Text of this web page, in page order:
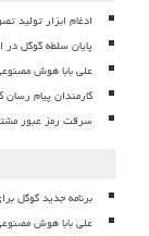
ادغام ابزار تولید
پایان سلطه گوگل در
علی بابا هوش
کارمندان پیام رسان
سرقت رمز عبور
برنامه جدید گوگل
علی بابا هوش